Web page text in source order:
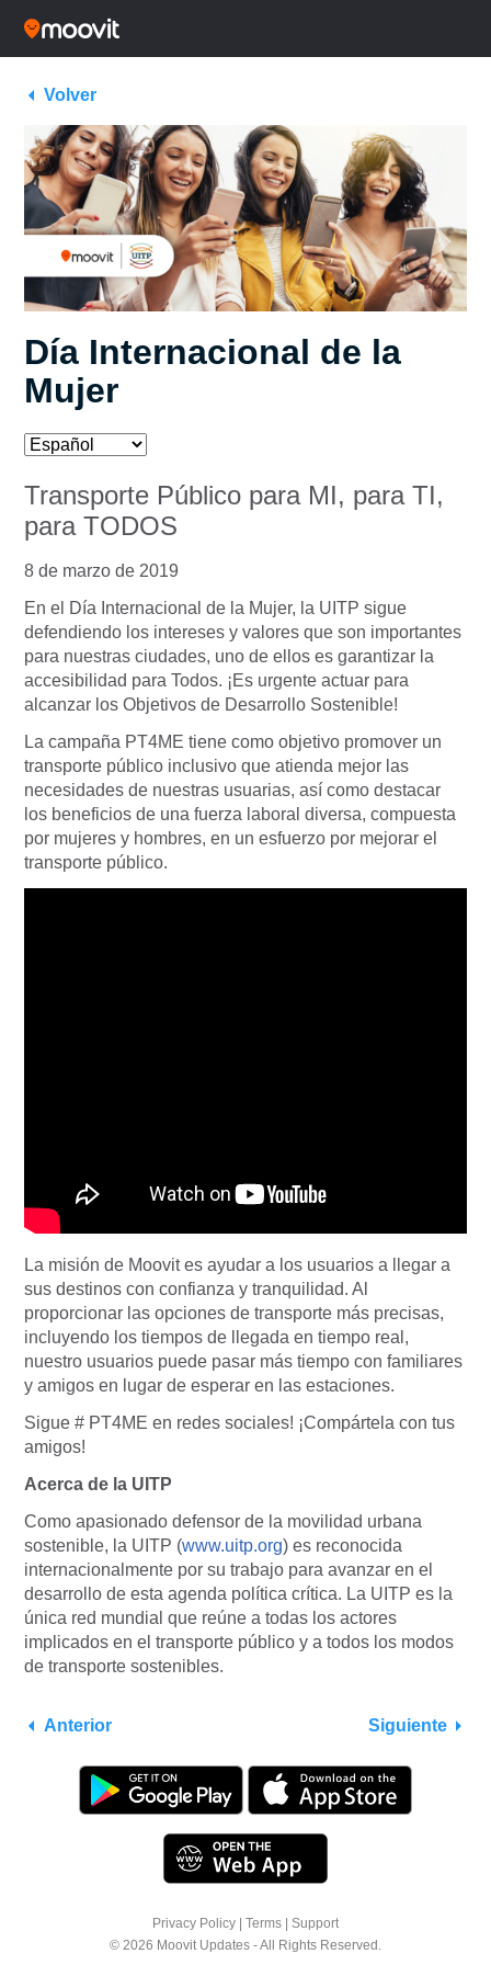
Volver
Día Internacional de la
Mujer
Transporte Público para MI, para TI,
para TODOS
8 de marzo de 2019
En el Día Internacional de la Mujer, la UITP sigue
defendiendo los intereses y valores que son importantes
para nuestras ciudades, uno de ellos es garantizar la
accesibilidad para Todos. ¡Es urgente actuar para
alcanzar los Objetivos de Desarrollo Sostenible!
La campaña PT4ME tiene como objetivo promover un
transporte público inclusivo que atienda mejor las
necesidades de nuestras usuarias, así como destacar
los beneficios de una fuerza laboral diversa, compuesta
por mujeres y hombres, en un esfuerzo por mejorar el
transporte público.
La misión de Moovit es ayudar a los usuarios a llegar a
sus destinos con confianza y tranquilidad. Al
proporcionar las opciones de transporte más precisas,
incluyendo los tiempos de llegada en tiempo real,
nuestro usuarios puede pasar más tiempo con familiares
y amigos en lugar de esperar en las estaciones.
Sigue # PT4ME en redes sociales! ¡Compártela con tus
amigos!
Acerca de la UITP
Como apasionado defensor de la movilidad urbana
sostenible, la UITP (www.uitp.org) es reconocida
internacionalmente por su trabajo para avanzar en el
desarrollo de esta agenda política crítica. La UITP es la
única red mundial que reúne a todas los actores
implicados en el transporte público y a todos los modos
de transporte sostenibles.
Anterior Siguiente
Privacy Policy Terms
Support
© 2026 Moovit Updates - All Rights Reserved.